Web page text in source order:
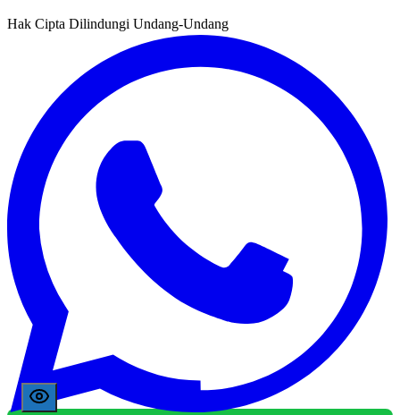
Hak Cipta Dilindungi Undang-Undang